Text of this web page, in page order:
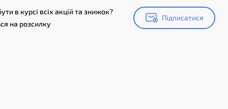
в курсі всіх акцій та знижок?
на розсилку
Підписатися
Підписатися